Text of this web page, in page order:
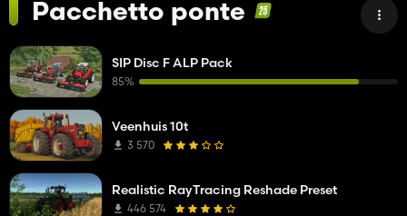
Pacchetto ponte
SIP Disc F ALP Pack
85%
Veenhuis 10t
3 570
Realistic RayTracing Reshade Preset
446 574